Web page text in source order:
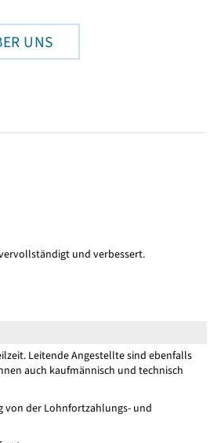
UNS
und verbessert.
Leitende Angestellte sind ebenfalls
auch kaufmännisch und technisch
von der Lohnfortzahlungs- und